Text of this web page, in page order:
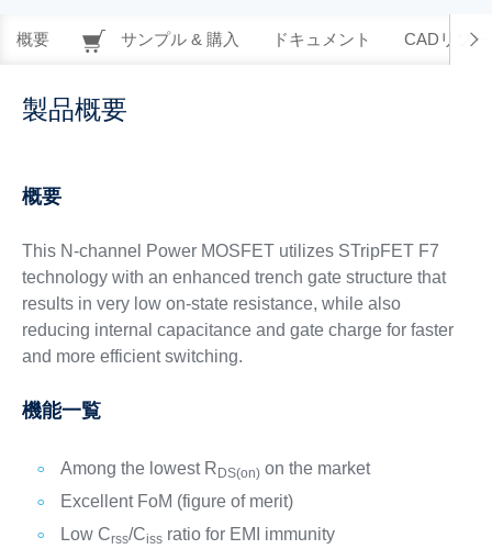
概要 サンプル & 購入 ドキュメント CADリソー
製品概要
概要
This N-channel Power MOSFET utilizes STripFET F7
technology with an enhanced trench gate structure that
results in very low on-state resistance, while also
reducing internal capacitance and gate charge for faster
and more efficient switching.
機能一覧
Among the lowest R DS(on)on the market
Excellent FoM (figure of merit)
Low Crss/Cissratio for EMI immunity